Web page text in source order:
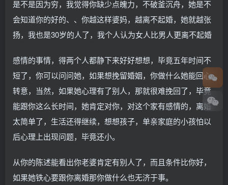
是不是因为穷，我觉得你缺少点魄力，不破釜沉舟，她是不
会知道你的好的、、你越这样婆妈，越离不起婚，她就越张
扬，我也是30岁的人了，我个人认为女人比男人更离不起婚
感情的事情，得两个人都静下来好好想想，毕竟五年时间不
短了，你可以问问她，如果想挽留婚姻，你做什么她能回心
转意，当然，如果她心理有了别人，那就很难挽回了，毕竟
能跟你这么长时间，她肯定对你，对这个家有感情的，离婚
太简单了，生活还得继续，想想孩子，单亲家庭的小孩怕以
后心理上出现问题，毕竟还小。
从你的陈述能看出你老婆肯定有别人了，而且条件比你好，
如果她铁心要跟你离婚那你做什么也无济于事。